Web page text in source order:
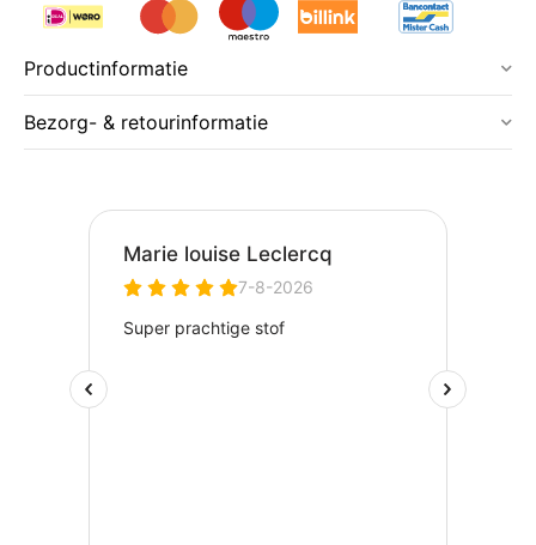
Productinformatie
Bezorg- & retourinformatie